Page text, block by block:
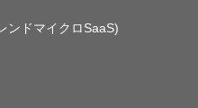
ンドマイクロSaaS)